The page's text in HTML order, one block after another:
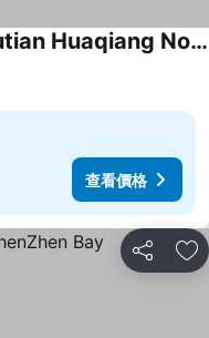
IntercityHotel Shenzhen Futian Huaqiang North Shengtingyuan
查看價格
分享 放